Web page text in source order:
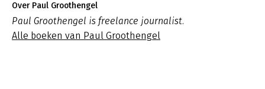
Over Paul Groothengel
Paul Groothengel is freelance journalist.
Alle boeken van Paul Groothengel